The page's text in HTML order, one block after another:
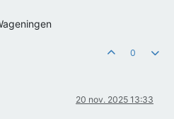
0
20 nov. 2025 13:33